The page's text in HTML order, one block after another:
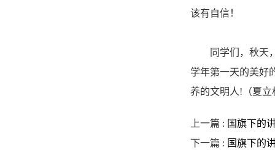
该有自信！
同学们，秋天，
学年第一天的美好
养的文明人!（夏立
上一篇 : 国旗下的
下一篇 : 国旗下的